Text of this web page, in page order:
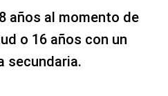
años al momento de
o 16 años con un
secundaria.